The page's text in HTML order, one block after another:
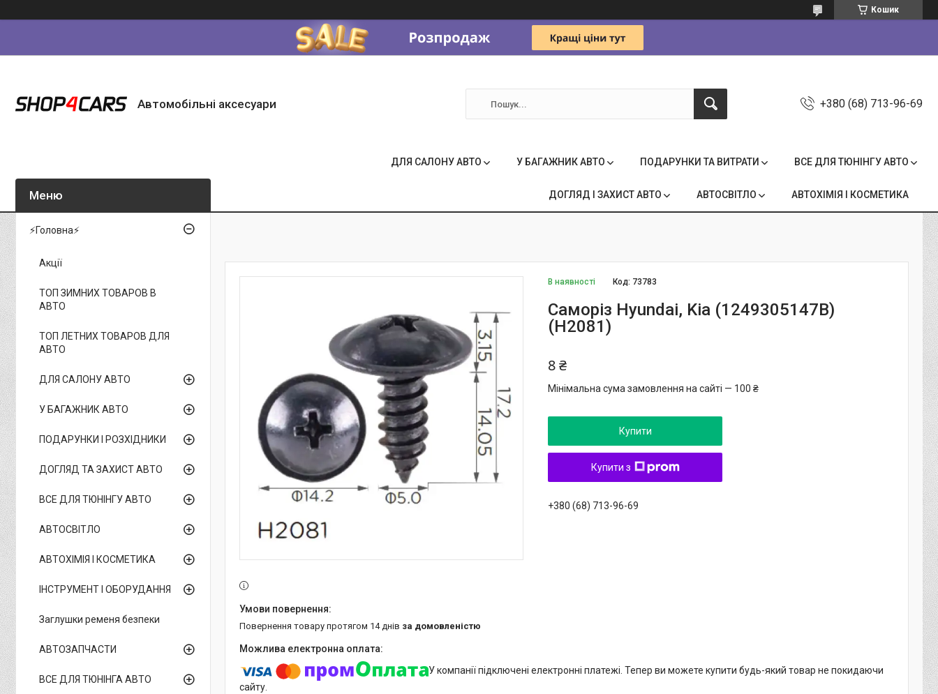
Кошик
Автомобільні аксесуари +380 (68) 713-96-69
ДЛЯ САЛОНУ АВТО У БАГАЖНИК АВТО ПОДАРУНКИ ТА ВИТРАТИ ВСЕ ДЛЯ ТЮНІНГУ АВТО
ДОГЛЯД І ЗАХИСТ АВТО АВТОСВІТЛО АВТОХІМІЯ І КОСМЕТИКА
В наявності Код: 73783
Саморіз Hyundai, Kia (1249305147B)
(H2081)
8 ₴
Мінімальна сума замовлення на сайті — 100 ₴
Купити
Купити з
+380 (68) 713-96-69
повернення товару протягом 14 днів за домовленістю
У компанії підключені електронні платежі. Тепер ви можете купити будь-який товар не покидаючи
сайту.
⚡Головна⚡
Акції
ТОП ЗИМНИХ ТОВАРОВ В
АВТО
ТОП ЛЕТНИХ ТОВАРОВ ДЛЯ
АВТО
ДЛЯ САЛОНУ АВТО
У БАГАЖНИК АВТО
ПОДАРУНКИ І РОЗХІДНИКИ
ДОГЛЯД ТА ЗАХИСТ АВТО
ВСЕ ДЛЯ ТЮНІНГУ АВТО
АВТОСВІТЛО
АВТОХІМІЯ І КОСМЕТИКА
ІНСТРУМЕНТ І ОБОРУДАННЯ
Заглушки ременя безпеки
АВТОЗАПЧАСТИ
ВСЕ ДЛЯ ТЮНІНГА АВТО